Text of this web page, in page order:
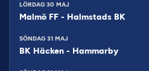
LÖRDAG 30 MAJ
Malmö FF - Halmstads BK
SÖNDAG 31 MAJ
BK Häcken - Hammarby